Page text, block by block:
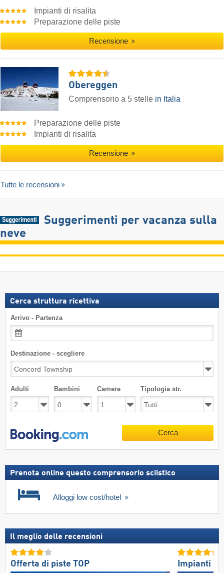
Impianti di risalita
Preparazione delle piste
Recensione
Obereggen
Comprensorio a 5 stelle in Italia
Preparazione delle piste
Impianti di risalita
Recensione
Tutte le recensioni
Suggerimenti per vacanza sulla
neve
Cerca struttura ricettiva
Arrivo - Partenza
Destinazione - scegliere
Adulti Bambini Camere Tipologia str.
Cerca
Prenota online questo comprensorio sciistico
Alloggi low cost/hotel
Il meglio delle recensioni
Offerta di piste TOP Impianti di